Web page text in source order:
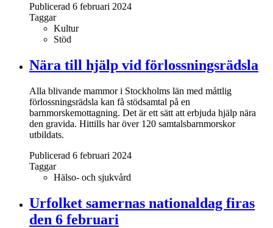
Publicerad 6 februari 2024
Taggar
Kultur
Stöd
Nära till hjälp vid förlossningsrädsla
Alla blivande mammor i Stockholms län med måttlig
förlossningsrädsla kan få stödsamtal på en
barnmorskemottagning. Det är ett sätt att erbjuda hjälp nära
den gravida. Hittills har över 120 samtalsbarnmorskor
utbildats.
Publicerad 6 februari 2024
Taggar
Hälso- och sjukvård
Urfolket samernas nationaldag firas
den 6 februari